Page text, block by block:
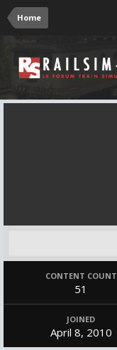
Home
CONTENT COUNT
51
JOINED
April 8, 2010